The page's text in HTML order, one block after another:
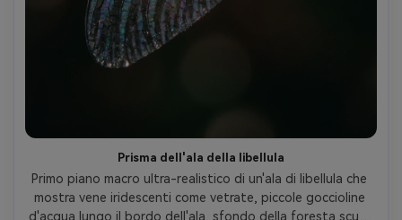
Prisma dell'ala della libellula
Primo piano macro ultra-realistico di un'ala di libellula che
mostra vene iridescenti come vetrate, piccole goccioline
d'acqua lungo il bordo dell'ala, sfondo della foresta scura